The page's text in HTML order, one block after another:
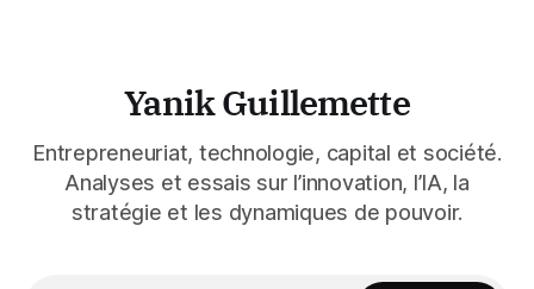
Yanik Guillemette
Entrepreneuriat, technologie, capital et société.
Analyses et essais sur l’innovation, l’IA, la
stratégie et les dynamiques de pouvoir.